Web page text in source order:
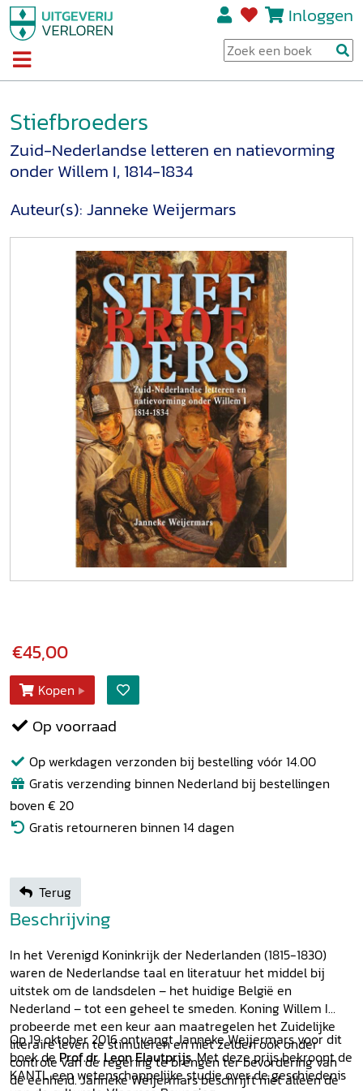
Inloggen
Stiefbroeders
Zuid-Nederlandse letteren en natievorming
onder Willem I, 1814-1834
Auteur(s):Janneke Weijermars
€45,00
Kopen
Op voorraad
Op werkdagen verzonden bij bestelling vóór 14.00
Gratis verzending binnen Nederland bij bestellingen
boven € 20
Gratis retourneren binnen 14 dagen
Terug
Beschrijving
In het Verenigd Koninkrijk der Nederlanden (1815-1830)
waren de Nederlandse taal en literatuur het middel bij
uitstek om de landsdelen – het huidige België en
Nederland – tot een geheel te smeden. Koning Willem I
probeerde met een keur aan maatregelen het Zuidelijke
literaire leven te stimuleren en niet zelden ook onder
controle van de regering te brengen ter bevordering van
de eenheid. Janneke Weijermars beschrijft niet alleen de
Op 19 oktober 2016 ontvangt Janneke Weijermars voor dit
boek deProf.dr. Leon Elautprijs. Met deze prijs bekroont de
KANTL een wetenschappelijke studie over de geschiedenis